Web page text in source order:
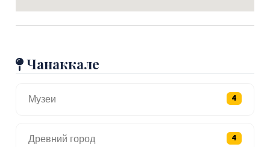
Чанаккале
Музеи 4
Древний город 4